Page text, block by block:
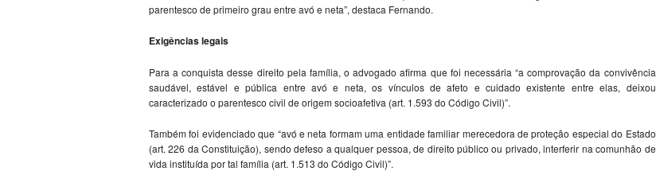
parentesco de primeiro grau entre avó e neta”, destaca Fernando.
Exigências legais
Para a conquista desse direito pela família, o advogado afirma que foi necessária “a comprovação da convivência
saudável, estável e pública entre avó e neta, os vínculos de afeto e cuidado existente entre elas, deixou
caracterizado o parentesco civil de origem socioafetiva (art. 1.593 do Código Civil)”.
Também foi evidenciado que “avó e neta formam uma entidade familiar merecedora de proteção especial do Estado
(art. 226 da Constituição), sendo defeso a qualquer pessoa, de direito público ou privado, interferir na comunhão de
vida instituída por tal família (art. 1.513 do Código Civil)”.